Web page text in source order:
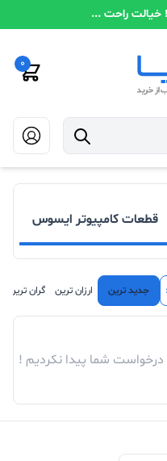
خیالت راحت ...
0
قطعات کامپیوتر ایسوس
جدید ترین ارزان ترین گران ترین
شما پیدا نکردیم !